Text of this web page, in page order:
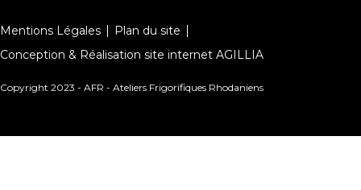
Mentions Légales
Plan du site
Conception & Réalisation site internet AGILLIA
Copyright 2023 - AFR - Ateliers Frigorifiques Rhodaniens